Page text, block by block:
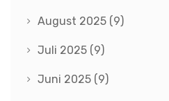
August 2025 (9)
Juli 2025 (9)
Juni 2025 (9)